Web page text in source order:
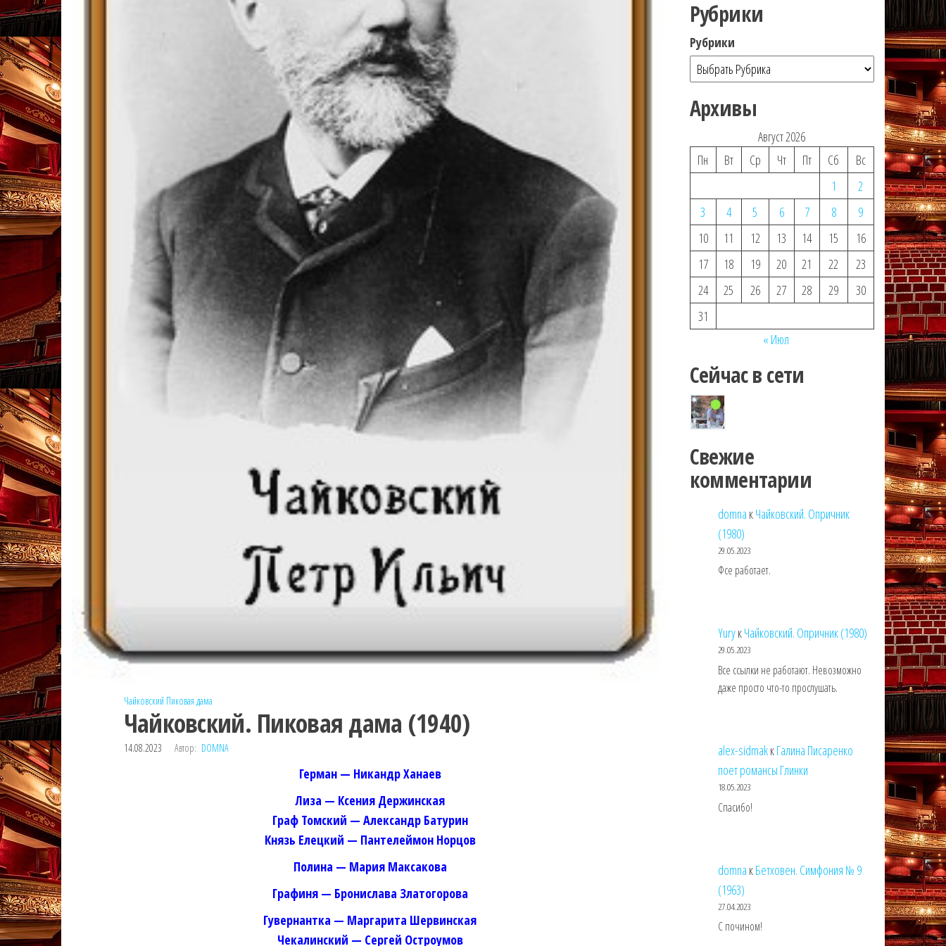
Чайковский Пиковая дама
Чайковский. Пиковая дама (1940)
14.08.2023 Автор: DOMNA
Герман — Никандр Ханаев
Лиза — Ксения Держинская
Граф Томский — Александр Батурин
Князь Елецкий — Пантелеймон Норцов
Полина — Мария Максакова
Графиня — Бронислава Златогорова
Гувернантка — Маргарита Шервинская
Чекалинский — Сергей Остроумов
Рубрики
Рубрики
Архивы
Август 2026
Пн
Вт Ср Чт Пт Сб
Вс
1
2
3
4 5 6 7 8
9
10
11 12 13 14 15
16
17
18 19 20 21 22
23
24
25 26 27 28 29
30
31
« Июл
Сейчас в сети
Свежие
комментарии
domna кЧайковский. Опричник
(1980)
29.05.2023
Фсе работает.
YuryкЧайковский. Опричник (1980)
29.05.2023
Все ссылки не работают. Невозможно
даже просто что-то прослушать.
alex-sidmakкГалина Писаренко
поет романсы Глинки
18.05.2023
Спасибо!
domna кБетховен. Симфония № 9
(1963)
27.04.2023
С почином!